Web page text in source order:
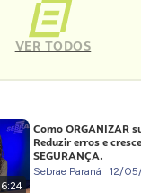
VER TODOS
Como ORGANIZAR
Reduzir erros e
SEGURANÇA.
Sebrae Paraná 12/